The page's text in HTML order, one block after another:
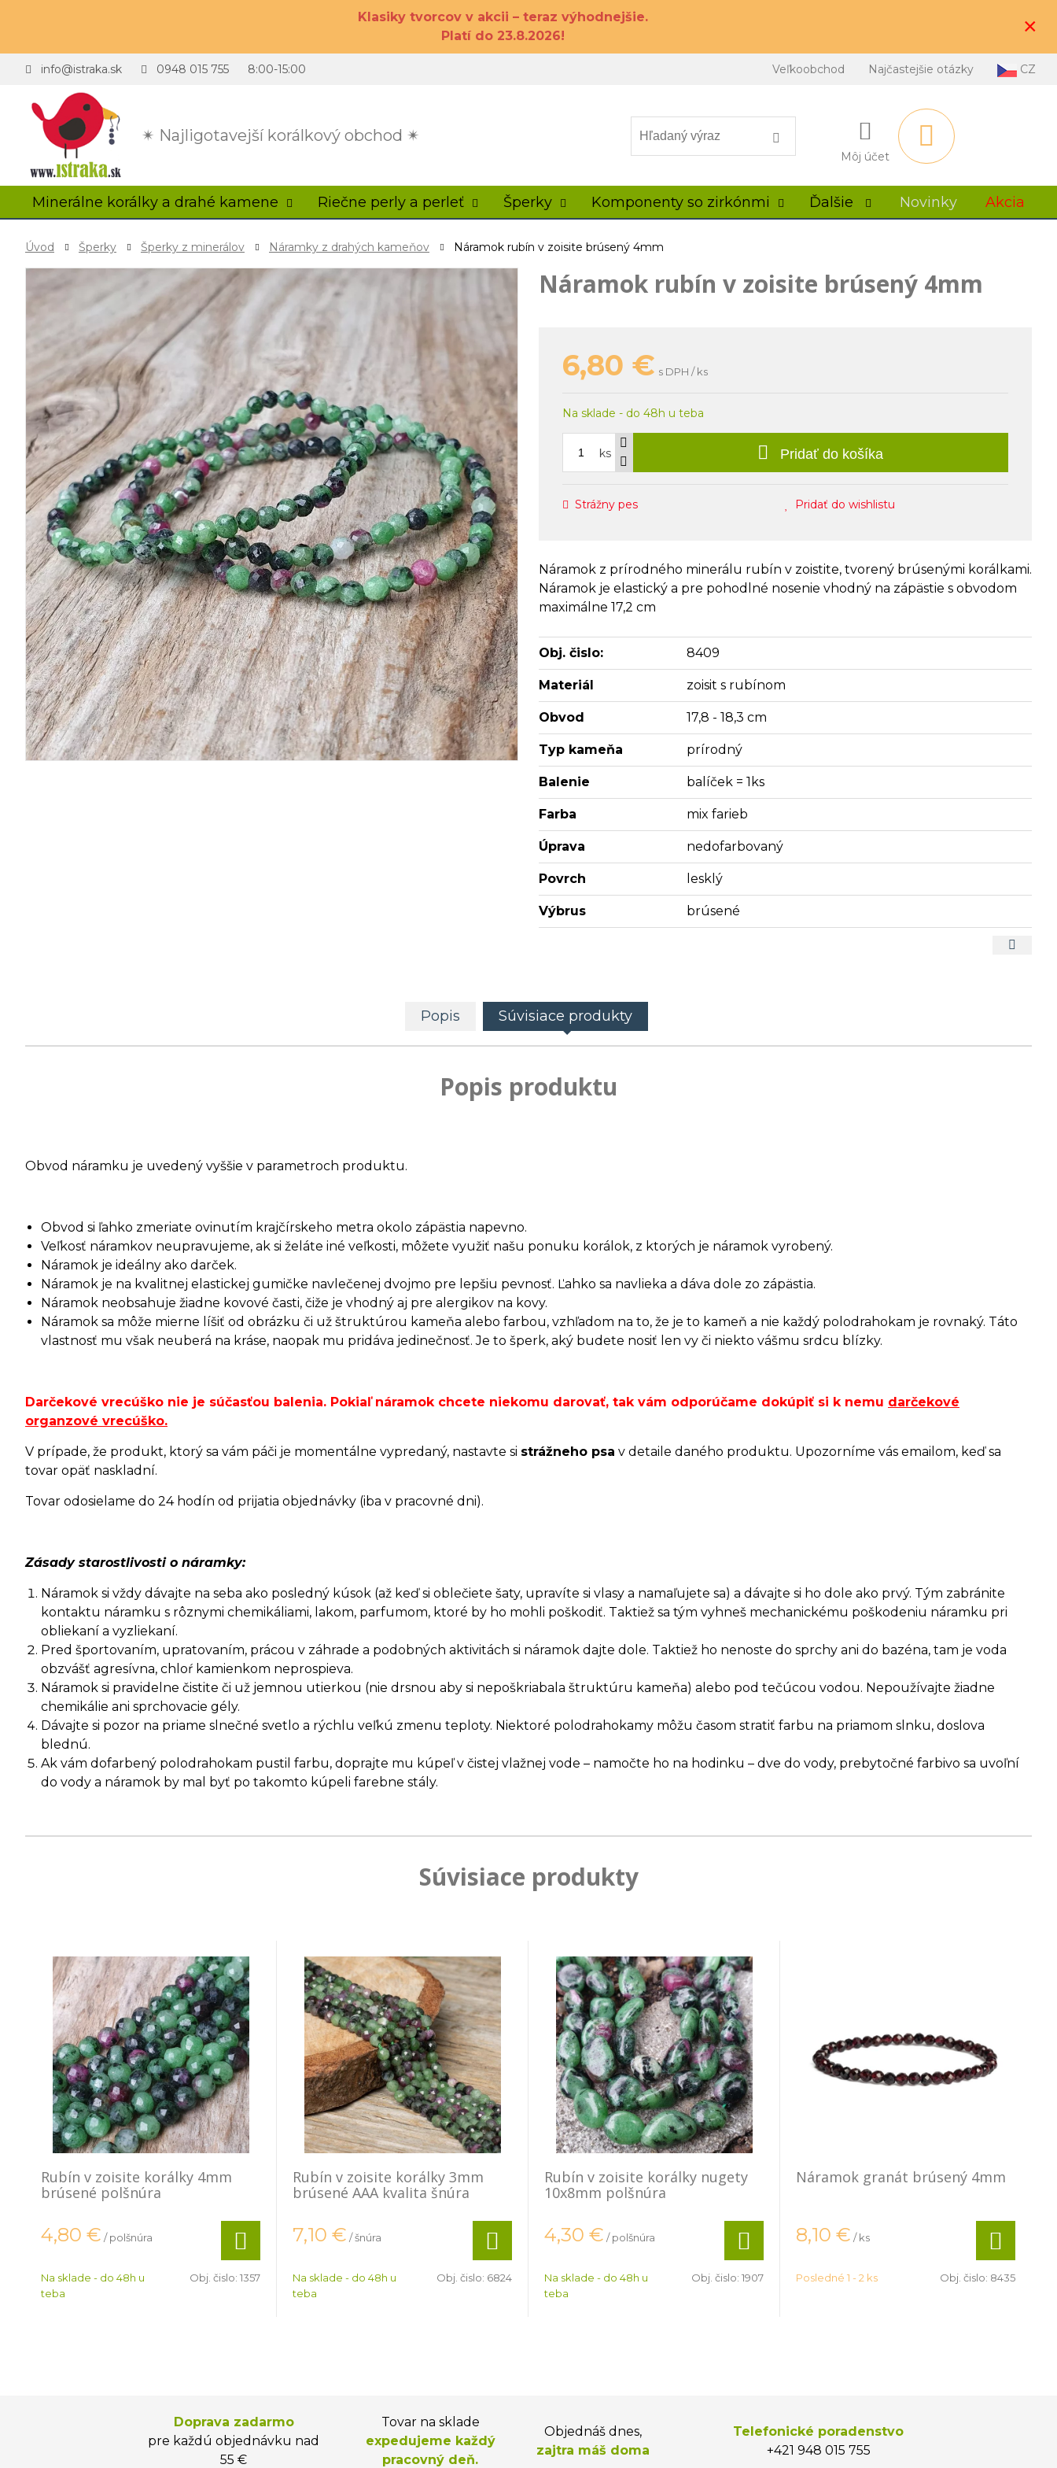
Klasiky tvorcov v akcii – teraz výhodnejšie.
Platí do 23.8.2026!
×
✴ Najligotavejší korálkový obchod ✴
info@istraka.sk 0948 015 755 8:00-15:00 Veľkoobchod Najčastejšie otázky CZ
Môj účet
Minerálne korálky a drahé kamene Riečne perly a perleť Šperky Komponenty so zirkónmi Ďalšie Novinky Akcia
Úvod Šperky Šperky z minerálov Náramky z drahých kameňov Náramok rubín v zoisite brúsený 4mm
Náramok rubín v zoisite brúsený 4mm
6,80 € s DPH / ks
Na sklade - do 48h u teba
ks Pridať do košíka
Strážny pes Pridať do wishlistu
Náramok z prírodného minerálu rubín v zoistite, tvorený brúsenými korálkami.
Náramok je elastický a pre pohodlné nosenie vhodný na zápästie s obvodom
maximálne 17,2 cm
Obj. čislo: 8409
Materiál zoisit s rubínom
Obvod 17,8 - 18,3 cm
Typ kameňa prírodný
Balenie balíček = 1ks
Farba mix farieb
Úprava nedofarbovaný
Povrch lesklý
Výbrus brúsené
Popis Súvisiace produkty
Popis produktu
Obvod náramku je uvedený vyššie v parametroch produktu.
Obvod si ľahko zmeriate ovinutím krajčírskeho metra okolo zápästia napevno.
Veľkosť náramkov neupravujeme, ak si želáte iné veľkosti, môžete využiť našu ponuku korálok, z ktorých je náramok vyrobený.
Náramok je ideálny ako darček.
Náramok je na kvalitnej elastickej gumičke navlečenej dvojmo pre lepšiu pevnosť. Ľahko sa navlieka a dáva dole zo zápästia.
Náramok neobsahuje žiadne kovové časti, čiže je vhodný aj pre alergikov na kovy.
Náramok sa môže mierne líšiť od obrázku či už štruktúrou kameňa alebo farbou, vzhľadom na to, že je to kameň a nie každý polodrahokam je rovnaký. Táto
vlastnosť mu však neuberá na kráse, naopak mu pridáva jedinečnosť. Je to šperk, aký budete nosiť len vy či niekto vášmu srdcu blízky.
Darčekové vrecúško nie je súčasťou balenia. Pokiaľ náramok chcete niekomu darovať, tak vám odporúčame dokúpiť si k nemu darčekové
organzové vrecúško.
V prípade, že produkt, ktorý sa vám páči je momentálne vypredaný, nastavte si strážneho psa v detaile daného produktu. Upozorníme vás emailom, keď sa
tovar opäť naskladní.
Tovar odosielame do 24 hodín od prijatia objednávky (iba v pracovné dni).
Zásady starostlivosti o náramky:
Náramok si vždy dávajte na seba ako posledný kúsok (až keď si oblečiete šaty, upravíte si vlasy a namaľujete sa) a dávajte si ho dole ako prvý. Tým zabránite
kontaktu náramku s rôznymi chemikáliami, lakom, parfumom, ktoré by ho mohli poškodiť. Taktiež sa tým vyhneš mechanickému poškodeniu náramku pri
obliekaní a vyzliekaní.
Pred športovaním, upratovaním, prácou v záhrade a podobných aktivitách si náramok dajte dole. Taktiež ho nenoste do sprchy ani do bazéna, tam je voda
obzvášť agresívna, chloŕ kamienkom neprospieva.
Náramok si pravidelne čistite či už jemnou utierkou (nie drsnou aby si nepoškriabala štruktúru kameňa) alebo pod tečúcou vodou. Nepoužívajte žiadne
chemikálie ani sprchovacie gély.
Dávajte si pozor na priame slnečné svetlo a rýchlu veľkú zmenu teploty. Niektoré polodrahokamy môžu časom stratiť farbu na priamom slnku, doslova
blednú.
Ak vám dofarbený polodrahokam pustil farbu, doprajte mu kúpeľ v čistej vlažnej vode – namočte ho na hodinku – dve do vody, prebytočné farbivo sa uvoľní
do vody a náramok by mal byť po takomto kúpeli farebne stály.
Súvisiace produkty
Rubín v zoisite korálky 4mm
brúsené polšnúra
4,80 € / polšnúra
Na sklade - do 48h u
teba
Obj. čislo: 1357
Rubín v zoisite korálky 3mm
brúsené AAA kvalita šnúra
7,10 € / šnúra
Na sklade - do 48h u
teba
Obj. čislo: 6824
Rubín v zoisite korálky nugety
10x8mm polšnúra
4,30 € / polšnúra
Na sklade - do 48h u
teba
Obj. čislo: 1907
Náramok granát brúsený 4mm
8,10 € / ks
Posledné 1 - 2 ks Obj. čislo: 8435
Doprava zadarmo
pre každú objednávku nad
55 €
Tovar na sklade
expedujeme každý
pracovný deň.
Objednáš dnes,
zajtra máš doma
Telefonické poradenstvo
+421 948 015 755